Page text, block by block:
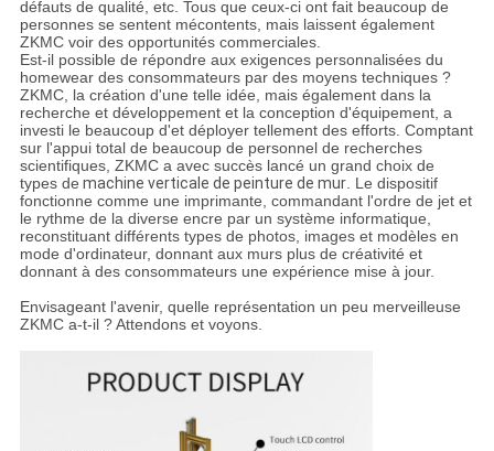
défauts de qualité, etc. Tous que ceux-ci ont fait beaucoup de
personnes se sentent mécontents, mais laissent également
ZKMC voir des opportunités commerciales.
Est-il possible de répondre aux exigences personnalisées du
homewear des consommateurs par des moyens techniques ?
ZKMC, la création d'une telle idée, mais également dans la
recherche et développement et la conception d'équipement, a
investi le beaucoup d'et déployer tellement des efforts. Comptant
sur l'appui total de beaucoup de personnel de recherches
scientifiques, ZKMC a avec succès lancé un grand choix de
types de machine verticale de peinture de mur. Le dispositif
fonctionne comme une imprimante, commandant l'ordre de jet et
le rythme de la diverse encre par un système informatique,
reconstituant différents types de photos, images et modèles en
mode d'ordinateur, donnant aux murs plus de créativité et
donnant à des consommateurs une expérience mise à jour.
Envisageant l'avenir, quelle représentation un peu merveilleuse
ZKMC a-t-il ? Attendons et voyons.